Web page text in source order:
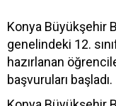
Konya Büyükşehir
genelindeki 12.
hazırlanan
başvuruları başladı.